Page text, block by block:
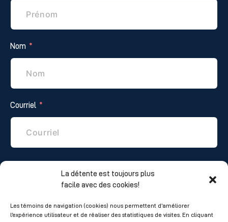
La détente est toujours plus
facile avec des cookies!
Les témoins de navigation (cookies) nous permettent d’améliorer
l’expérience utilisateur et de réaliser des statistiques de visites. En cliquant
Nom
Courriel